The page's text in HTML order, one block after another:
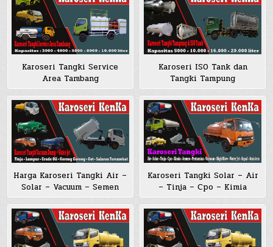
Karoseri Tangki Service
Area Tambang
Karoseri ISO Tank dan
Tangki Tampung
Harga Karoseri Tangki Air –
Solar – Vacuum – Semen
Karoseri Tangki Solar – Air
– Tinja – Cpo – Kimia